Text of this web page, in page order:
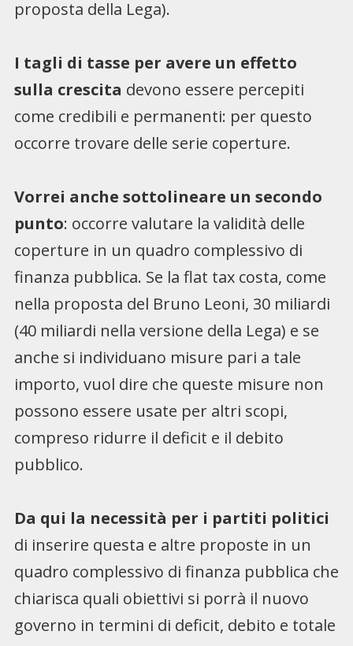
proposta della Lega).
I tagli di tasse per avere un effetto
sulla crescita devono essere percepiti
come credibili e permanenti: per questo
occorre trovare delle serie coperture.
Vorrei anche sottolineare un secondo
punto: occorre valutare la validità delle
coperture in un quadro complessivo di
finanza pubblica. Se la flat tax costa, come
nella proposta del Bruno Leoni, 30 miliardi
(40 miliardi nella versione della Lega) e se
anche si individuano misure pari a tale
importo, vuol dire che queste misure non
possono essere usate per altri scopi,
compreso ridurre il deficit e il debito
pubblico.
Da qui la necessità per i partiti politici
di inserire questa e altre proposte in un
quadro complessivo di finanza pubblica che
chiarisca quali obiettivi si porrà il nuovo
governo in termini di deficit, debito e totale